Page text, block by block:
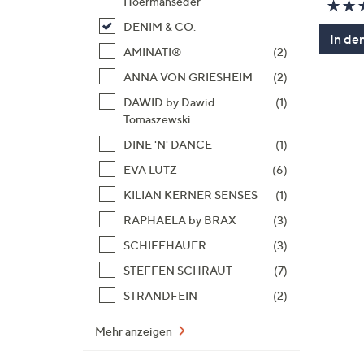
DENIM & CO.
AMINATI®
(2)
ANNA VON GRIESHEIM
(2)
DAWID by Dawid
Tomaszewski
(1)
DINE 'N' DANCE
(1)
EVA LUTZ
(6)
KILIAN KERNER SENSES
(1)
RAPHAELA by BRAX
(3)
SCHIFFHAUER
(3)
STEFFEN SCHRAUT
(7)
STRANDFEIN
(2)
Mehr anzeigen
In